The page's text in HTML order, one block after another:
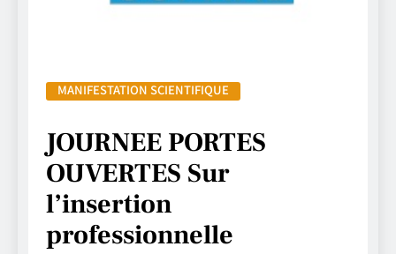
MANIFESTATION SCIENTIFIQUE
JOURNEE PORTES
OUVERTES Sur
l’insertion
professionnelle